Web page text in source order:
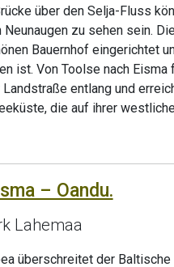
über den Selja-Fluss
zu sehen sein.
Bauernhof eingerichtet
ist. Von Toolse nach
entlang und
die auf ihrer
– Oandu.
Lahemaa
überschreitet der